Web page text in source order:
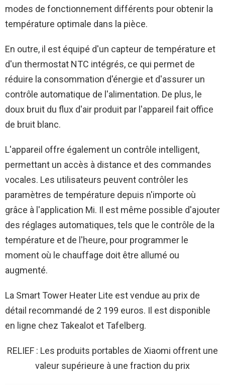
modes de fonctionnement différents pour obtenir la
température optimale dans la pièce.
En outre, il est équipé d'un capteur de température et
d'un thermostat NTC intégrés, ce qui permet de
réduire la consommation d'énergie et d'assurer un
contrôle automatique de l'alimentation. De plus, le
doux bruit du flux d'air produit par l'appareil fait office
de bruit blanc.
L'appareil offre également un contrôle intelligent,
permettant un accès à distance et des commandes
vocales. Les utilisateurs peuvent contrôler les
paramètres de température depuis n'importe où
grâce à l'application Mi. Il est même possible d'ajouter
des réglages automatiques, tels que le contrôle de la
température et de l'heure, pour programmer le
moment où le chauffage doit être allumé ou
augmenté.
La Smart Tower Heater Lite est vendue au prix de
détail recommandé de 2 199 euros. Il est disponible
en ligne chez Takealot et Tafelberg.
RELIEF : Les produits portables de Xiaomi offrent une
valeur supérieure à une fraction du prix